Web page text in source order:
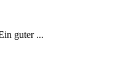
guter ...